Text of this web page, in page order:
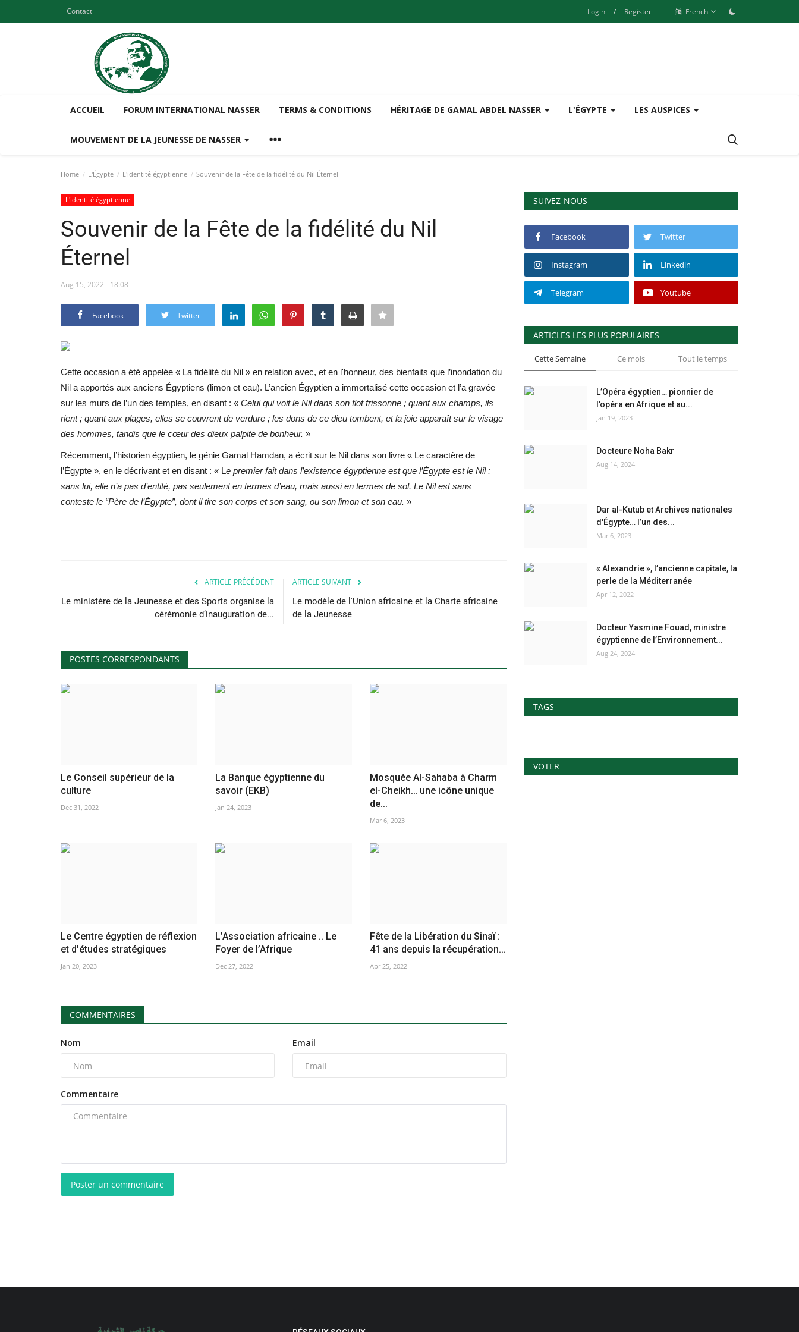
Contact Login / Register French
ACCUEIL FORUM INTERNATIONAL NASSER TERMS & CONDITIONS HÉRITAGE DE GAMAL ABDEL NASSER L'ÉGYPTE LES AUSPICES
MOUVEMENT DE LA JEUNESSE DE NASSER
Home L'Égypte L'identité égyptienne Souvenir de la Fête de la fidélité du Nil Éternel
L'identité égyptienne
Souvenir de la Fête de la fidélité du Nil
Éternel
Aug 15, 2022 - 18:08
Facebook Twitter
Cette occasion a été appelée « La fidélité du Nil » en relation avec, et en l'honneur, des bienfaits que l’inondation du
Nil a apportés aux anciens Égyptiens (limon et eau). L’ancien Égyptien a immortalisé cette occasion et l’a gravée
sur les murs de l’un des temples, en disant : « Celui qui voit le Nil dans son flot frissonne ; quant aux champs, ils
rient ; quant aux plages, elles se couvrent de verdure ; les dons de ce dieu tombent, et la joie apparaît sur le visage
des hommes, tandis que le cœur des dieux palpite de bonheur. »
Récemment, l’historien égyptien, le génie Gamal Hamdan, a écrit sur le Nil dans son livre « Le caractère de
l’Égypte », en le décrivant et en disant : « Le premier fait dans l’existence égyptienne est que l’Égypte est le Nil ;
sans lui, elle n’a pas d’entité, pas seulement en termes d’eau, mais aussi en termes de sol. Le Nil est sans
conteste le “Père de l’Égypte”, dont il tire son corps et son sang, ou son limon et son eau. »
ARTICLE PRÉCÉDENT
Le ministère de la Jeunesse et des Sports organise la
cérémonie d’inauguration de...
ARTICLE SUIVANT
Le modèle de l'Union africaine et la Charte africaine
de la Jeunesse
POSTES CORRESPONDANTS
Le Conseil supérieur de la
culture
Dec 31, 2022
La Banque égyptienne du
savoir (EKB)
Jan 24, 2023
Mosquée Al-Sahaba à Charm
el-Cheikh… une icône unique
de...
Mar 6, 2023
Le Centre égyptien de réflexion
et d'études stratégiques
Jan 20, 2023
L’Association africaine .. Le
Foyer de l’Afrique
Dec 27, 2022
Fête de la Libération du Sinaï :
41 ans depuis la récupération...
Apr 25, 2022
COMMENTAIRES
Nom Email
Commentaire
Poster un commentaire
SUIVEZ-NOUS
Facebook Twitter
Instagram Linkedin
Telegram Youtube
ARTICLES LES PLUS POPULAIRES
Cette Semaine Ce mois Tout le temps
L’Opéra égyptien… pionnier de
l’opéra en Afrique et au...
Jan 19, 2023
Docteure Noha Bakr
Aug 14, 2024
Dar al-Kutub et Archives nationales
d'Égypte… l’un des...
Mar 6, 2023
« Alexandrie », l’ancienne capitale, la
perle de la Méditerranée
Apr 12, 2022
Docteur Yasmine Fouad, ministre
égyptienne de l’Environnement...
Aug 24, 2024
TAGS
VOTER